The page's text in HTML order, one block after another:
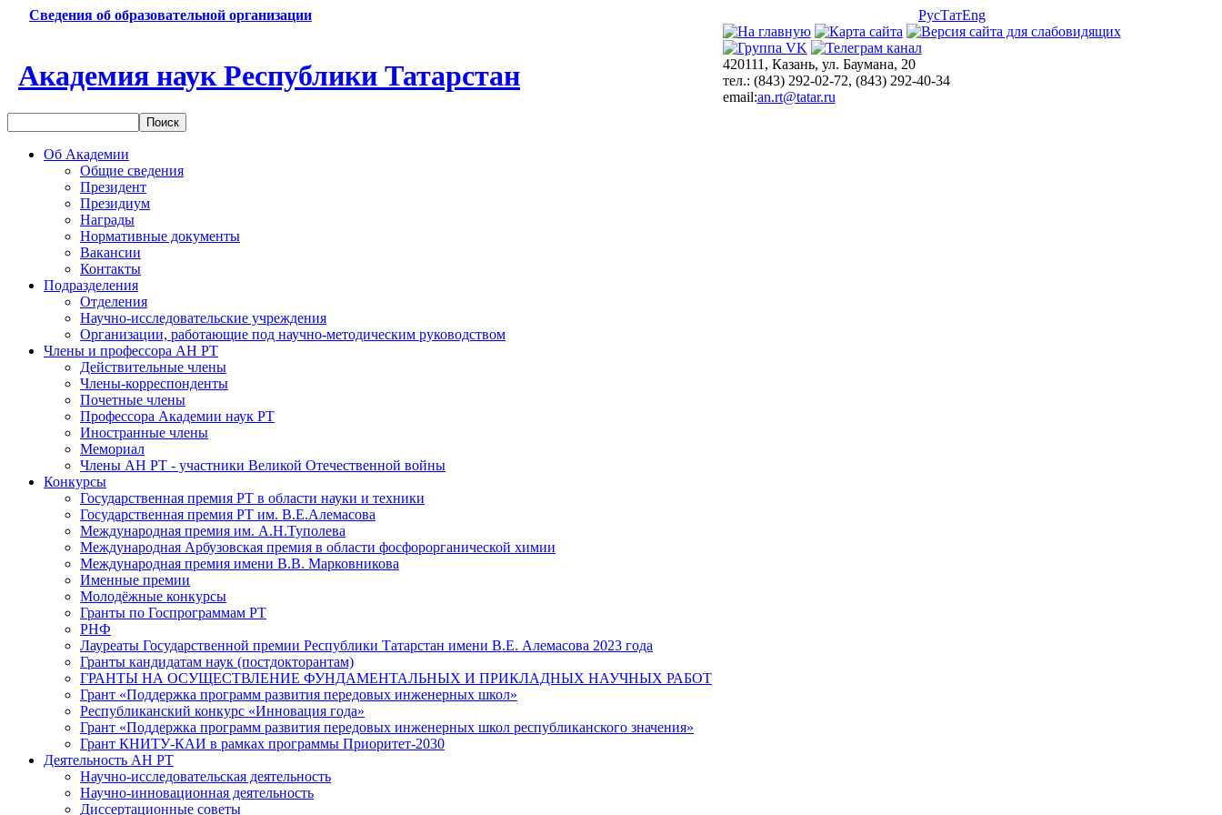
Сведения об образовательной организации РусТатEng
Академия наук Республики Татарстан
420111, Казань, ул. Баумана, 20
тел.: (843) 292-02-72, (843) 292-40-34
email:an.rt@tatar.ru
Об Академии
Общие сведения
Президент
Президиум
Награды
Нормативные документы
Вакансии
Контакты
Подразделения
Отделения
Научно-исследовательские учреждения
Организации, работающие под научно-методическим руководством
Члены и профессора АН РТ
Действительные члены
Члены-корреспонденты
Почетные члены
Профессора Академии наук РТ
Иностранные члены
Мемориал
Члены АН РТ - участники Великой Отечественной войны
Конкурсы
Государственная премия РТ в области науки и техники
Государственная премия РТ им. В.Е.Алемасова
Международная премия им. А.Н.Туполева
Международная Арбузовская премия в области фосфорорганической химии
Международная премия имени В.В. Марковникова
Именные премии
Молодёжные конкурсы
Гранты по Госпрограммам РТ
РНФ
Лауреаты Государственной премии Республики Татарстан имени В.Е. Алемасова 2023 года
Гранты кандидатам наук (постдокторантам)
ГРАНТЫ НА ОСУЩЕСТВЛЕНИЕ ФУНДАМЕНТАЛЬНЫХ И ПРИКЛАДНЫХ НАУЧНЫХ РАБОТ
Грант «Поддержка программ развития передовых инженерных школ»
Республиканский конкурс «Инновация года»
Грант «Поддержка программ развития передовых инженерных школ республиканского значения»
Грант КНИТУ-КАИ в рамках программы Приоритет-2030
Деятельность АН РТ
Научно-исследовательская деятельность
Научно-инновационная деятельность
Диссертационные советы